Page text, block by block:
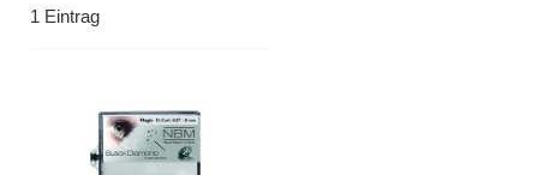
1 Eintrag